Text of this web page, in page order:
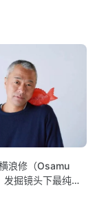
浪修（Osamu
掘镜头下最纯真